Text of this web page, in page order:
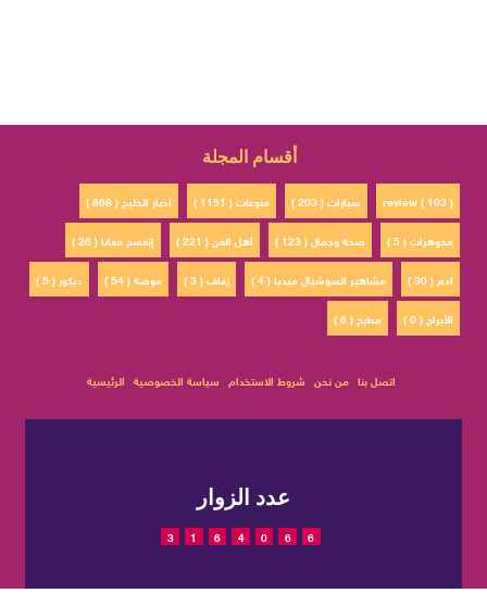
أقسام المجلة
أخبار الخليج ( 868 ) منوعات ( 1151 ) سيارات ( 203 )
review ( 103 )
إتفسح معانا ( 26 )
أهل الفن ( 221 ) صحة وجمال ( 123 )
مجوهرات ( 5 )
ديكور ( 5 )
موضة ( 54 ) زفاف ( 3 ) مشاهير السوشيال ميديا ( 4 )
ادم ( 30 )
مطبخ ( 6 )
الأبراج ( 0 )
الرئيسية سياسة الخصوصية شروط الاستخدام من نحن اتصل بنا
عدد الزوار
3 1 6 4 0 6 6